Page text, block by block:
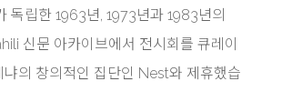
독립한 1963년, 1973년과 1983년의
신문 아카이브에서 전시회를 큐레이
냐의 창의적인 집단인 Nest와 제휴했습